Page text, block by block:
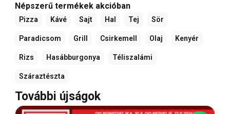
Népszerű termékek akcióban
Pizza Kávé Sajt Hal Tej Sör
Paradicsom Grill Csirkemell Olaj Kenyér
Rizs Hasábburgonya Téliszalámi
Száraztészta
További újságok